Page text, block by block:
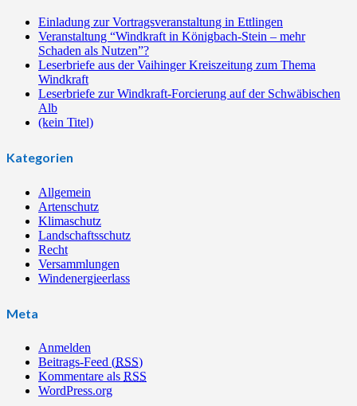
Einladung zur Vortragsveranstaltung in Ettlingen
Veranstaltung “Windkraft in Königbach-Stein – mehr
Schaden als Nutzen”?
Leserbriefe aus der Vaihinger Kreiszeitung zum Thema
Windkraft
Leserbriefe zur Windkraft-Forcierung auf der Schwäbischen
Alb
(kein Titel)
Kategorien
Allgemein
Artenschutz
Klimaschutz
Landschaftsschutz
Recht
Versammlungen
Windenergieerlass
Meta
Anmelden
Beitrags-Feed (RSS)
Kommentare als RSS
WordPress.org